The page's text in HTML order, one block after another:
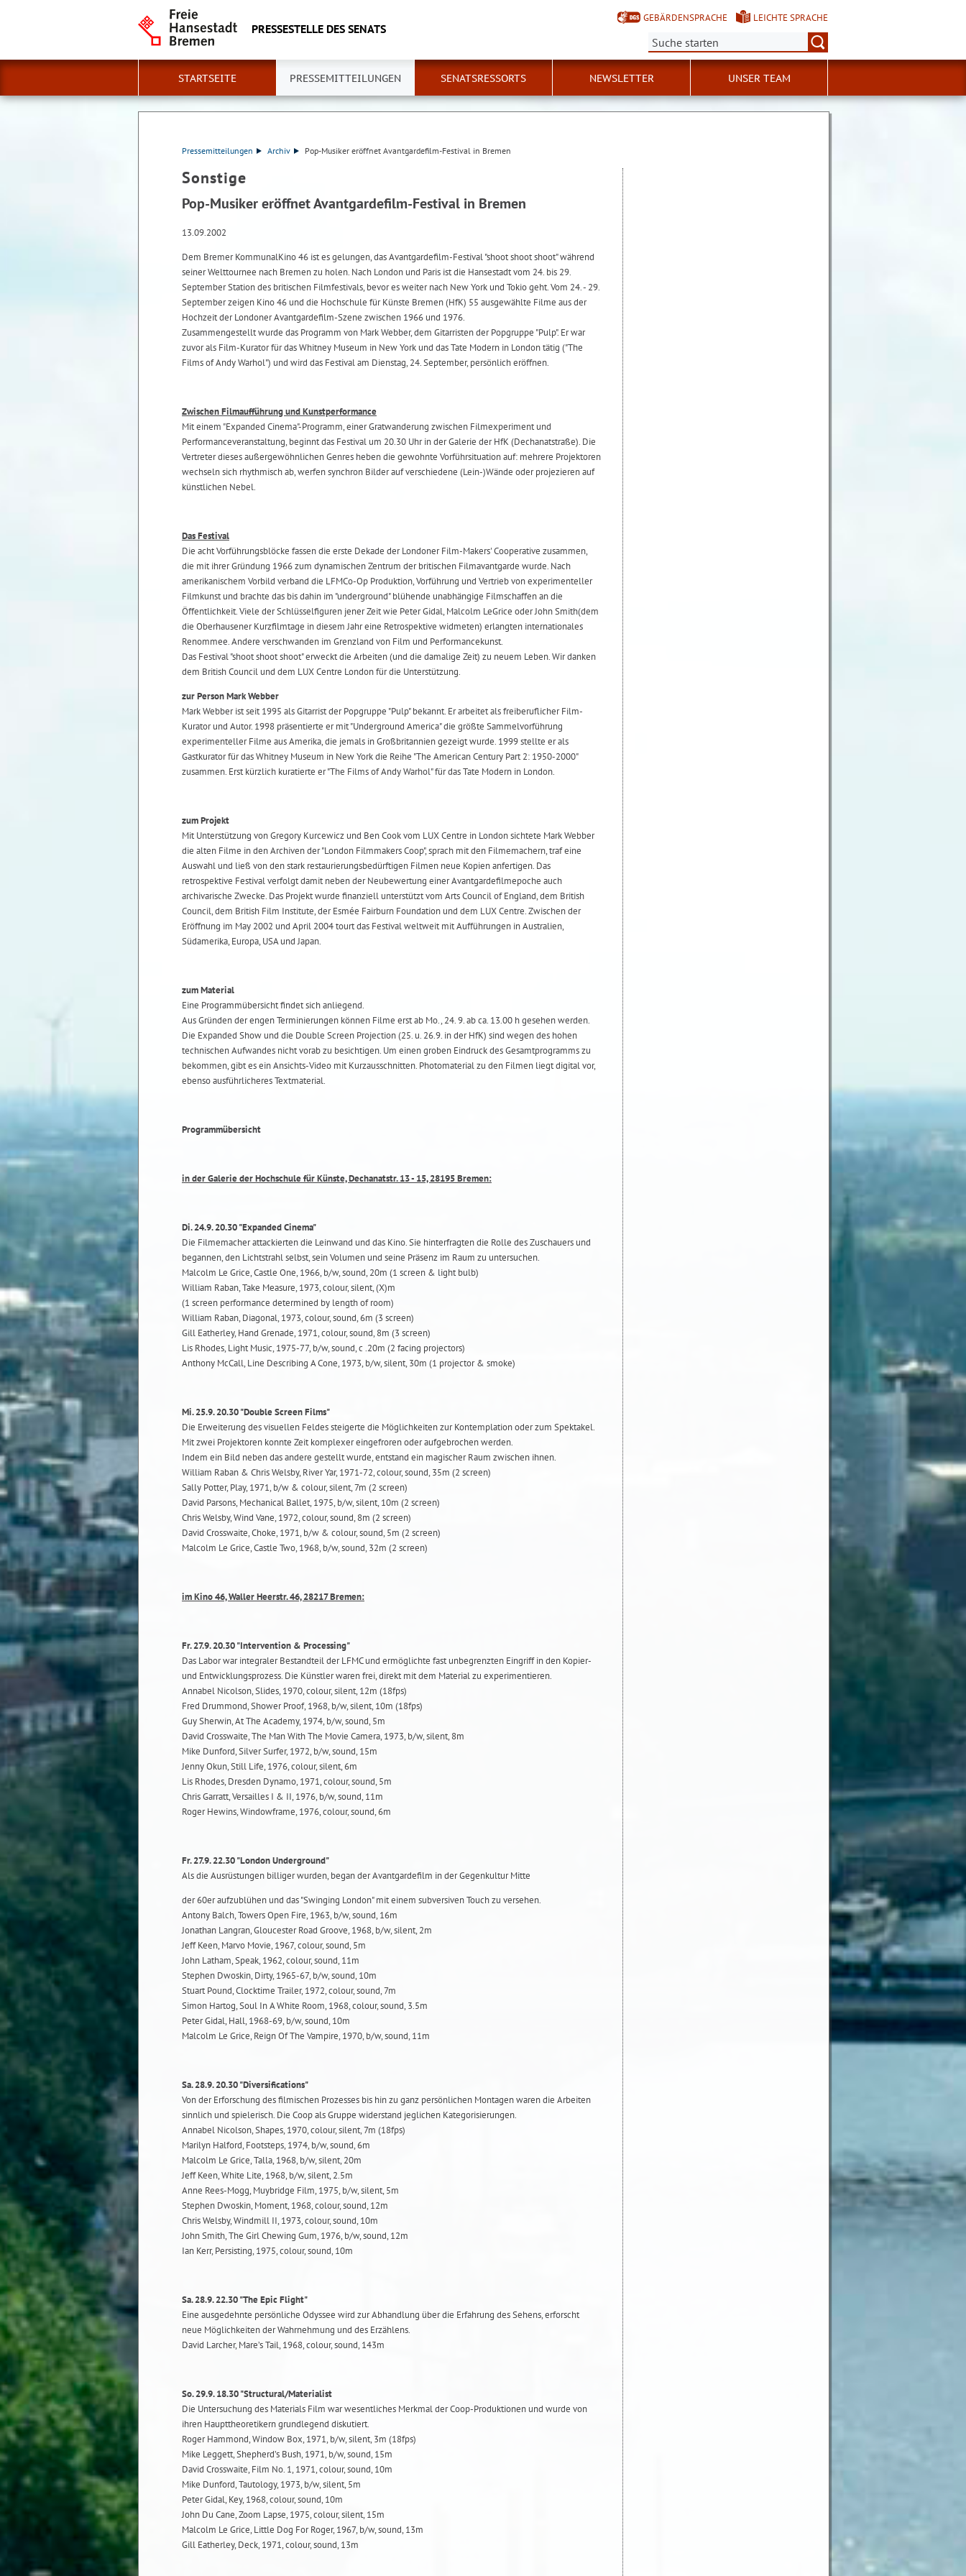
PRESSESTELLE DES SENATS
GEBÄRDENSPRACHE
LEICHTE SPRACHE
Suche:
STARTSEITE PRESSEMITTEILUNGEN SENATSRESSORTS NEWSLETTER UNSER TEAM
Pressemitteilungen Archiv Pop-Musiker eröffnet Avantgardefilm-Festival in Bremen
Sonstige
Pop-Musiker eröffnet Avantgardefilm-Festival in Bremen
13.09.2002
Dem Bremer KommunalKino 46 ist es gelungen, das Avantgardefilm-Festival "shoot shoot shoot" während
seiner Welttournee nach Bremen zu holen. Nach London und Paris ist die Hansestadt vom 24. bis 29.
September Station des britischen Filmfestivals, bevor es weiter nach New York und Tokio geht. Vom 24. - 29.
September zeigen Kino 46 und die Hochschule für Künste Bremen (HfK) 55 ausgewählte Filme aus der
Hochzeit der Londoner Avantgardefilm-Szene zwischen 1966 und 1976.
Zusammengestellt wurde das Programm von Mark Webber, dem Gitarristen der Popgruppe "Pulp". Er war
zuvor als Film-Kurator für das Whitney Museum in New York und das Tate Modern in London tätig ("The
Films of Andy Warhol") und wird das Festival am Dienstag, 24. September, persönlich eröffnen.
Zwischen Filmaufführung und Kunstperformance
Mit einem "Expanded Cinema"-Programm, einer Gratwanderung zwischen Filmexperiment und
Performanceveranstaltung, beginnt das Festival um 20.30 Uhr in der Galerie der HfK (Dechanatstraße). Die
Vertreter dieses außergewöhnlichen Genres heben die gewohnte Vorführsituation auf: mehrere Projektoren
wechseln sich rhythmisch ab, werfen synchron Bilder auf verschiedene (Lein-)Wände oder projezieren auf
künstlichen Nebel.
Das Festival
Die acht Vorführungsblöcke fassen die erste Dekade der Londoner Film-Makers' Cooperative zusammen,
die mit ihrer Gründung 1966 zum dynamischen Zentrum der britischen Filmavantgarde wurde. Nach
amerikanischem Vorbild verband die LFMCo-Op Produktion, Vorführung und Vertrieb von experimenteller
Filmkunst und brachte das bis dahin im "underground" blühende unabhängige Filmschaffen an die
Öffentlichkeit. Viele der Schlüsselfiguren jener Zeit wie Peter Gidal, Malcolm LeGrice oder John Smith(dem
die Oberhausener Kurzfilmtage in diesem Jahr eine Retrospektive widmeten) erlangten internationales
Renommee. Andere verschwanden im Grenzland von Film und Performancekunst.
Das Festival "shoot shoot shoot" erweckt die Arbeiten (und die damalige Zeit) zu neuem Leben. Wir danken
dem British Council und dem LUX Centre London für die Unterstützung.
zur Person Mark Webber
Mark Webber ist seit 1995 als Gitarrist der Popgruppe "Pulp" bekannt. Er arbeitet als freiberuflicher Film-
Kurator und Autor. 1998 präsentierte er mit "Underground America" die größte Sammelvorführung
experimenteller Filme aus Amerika, die jemals in Großbritannien gezeigt wurde. 1999 stellte er als
Gastkurator für das Whitney Museum in New York die Reihe "The American Century Part 2: 1950-2000"
zusammen. Erst kürzlich kuratierte er "The Films of Andy Warhol" für das Tate Modern in London.
zum Projekt
Mit Unterstützung von Gregory Kurcewicz und Ben Cook vom LUX Centre in London sichtete Mark Webber
die alten Filme in den Archiven der "London Filmmakers Coop", sprach mit den Filmemachern, traf eine
Auswahl und ließ von den stark restaurierungsbedürftigen Filmen neue Kopien anfertigen. Das
retrospektive Festival verfolgt damit neben der Neubewertung einer Avantgardefilmepoche auch
archivarische Zwecke. Das Projekt wurde finanziell unterstützt vom Arts Council of England, dem British
Council, dem British Film Institute, der Esmée Fairburn Foundation und dem LUX Centre. Zwischen der
Eröffnung im May 2002 und April 2004 tourt das Festival weltweit mit Aufführungen in Australien,
Südamerika, Europa, USA und Japan.
zum Material
Eine Programmübersicht findet sich anliegend.
Aus Gründen der engen Terminierungen können Filme erst ab Mo., 24. 9. ab ca. 13.00 h gesehen werden.
Die Expanded Show und die Double Screen Projection (25. u. 26.9. in der HfK) sind wegen des hohen
technischen Aufwandes nicht vorab zu besichtigen. Um einen groben Eindruck des Gesamtprogramms zu
bekommen, gibt es ein Ansichts-Video mit Kurzausschnitten. Photomaterial zu den Filmen liegt digital vor,
ebenso ausführlicheres Textmaterial.
Programmübersicht
in der Galerie der Hochschule für Künste, Dechanatstr. 13 - 15, 28195 Bremen:
Di. 24.9. 20.30 "Expanded Cinema"
Die Filmemacher attackierten die Leinwand und das Kino. Sie hinterfragten die Rolle des Zuschauers und
begannen, den Lichtstrahl selbst, sein Volumen und seine Präsenz im Raum zu untersuchen.
Malcolm Le Grice, Castle One, 1966, b/w, sound, 20m (1 screen & light bulb)
William Raban, Take Measure, 1973, colour, silent, (X)m
(1 screen performance determined by length of room)
William Raban, Diagonal, 1973, colour, sound, 6m (3 screen)
Gill Eatherley, Hand Grenade, 1971, colour, sound, 8m (3 screen)
Lis Rhodes, Light Music, 1975-77, b/w, sound, c .20m (2 facing projectors)
Anthony McCall, Line Describing A Cone, 1973, b/w, silent, 30m (1 projector & smoke)
Mi. 25.9. 20.30 "Double Screen Films"
Die Erweiterung des visuellen Feldes steigerte die Möglichkeiten zur Kontemplation oder zum Spektakel.
Mit zwei Projektoren konnte Zeit komplexer eingefroren oder aufgebrochen werden.
Indem ein Bild neben das andere gestellt wurde, entstand ein magischer Raum zwischen ihnen.
William Raban & Chris Welsby, River Yar, 1971-72, colour, sound, 35m (2 screen)
Sally Potter, Play, 1971, b/w & colour, silent, 7m (2 screen)
David Parsons, Mechanical Ballet, 1975, b/w, silent, 10m (2 screen)
Chris Welsby, Wind Vane, 1972, colour, sound, 8m (2 screen)
David Crosswaite, Choke, 1971, b/w & colour, sound, 5m (2 screen)
Malcolm Le Grice, Castle Two, 1968, b/w, sound, 32m (2 screen)
im Kino 46, Waller Heerstr. 46, 28217 Bremen:
Fr. 27.9. 20.30 "Intervention & Processing"
Das Labor war integraler Bestandteil der LFMC und ermöglichte fast unbegrenzten Eingriff in den Kopier-
und Entwicklungsprozess. Die Künstler waren frei, direkt mit dem Material zu experimentieren.
Annabel Nicolson, Slides, 1970, colour, silent, 12m (18fps)
Fred Drummond, Shower Proof, 1968, b/w, silent, 10m (18fps)
Guy Sherwin, At The Academy, 1974, b/w, sound, 5m
David Crosswaite, The Man With The Movie Camera, 1973, b/w, silent, 8m
Mike Dunford, Silver Surfer, 1972, b/w, sound, 15m
Jenny Okun, Still Life, 1976, colour, silent, 6m
Lis Rhodes, Dresden Dynamo, 1971, colour, sound, 5m
Chris Garratt, Versailles I & II, 1976, b/w, sound, 11m
Roger Hewins, Windowframe, 1976, colour, sound, 6m
Fr. 27.9. 22.30 "London Underground"
Als die Ausrüstungen billiger wurden, began der Avantgardefilm in der Gegenkultur Mitte
der 60er aufzublühen und das "Swinging London" mit einem subversiven Touch zu versehen.
Antony Balch, Towers Open Fire, 1963, b/w, sound, 16m
Jonathan Langran, Gloucester Road Groove, 1968, b/w, silent, 2m
Jeff Keen, Marvo Movie, 1967, colour, sound, 5m
John Latham, Speak, 1962, colour, sound, 11m
Stephen Dwoskin, Dirty, 1965-67, b/w, sound, 10m
Stuart Pound, Clocktime Trailer, 1972, colour, sound, 7m
Simon Hartog, Soul In A White Room, 1968, colour, sound, 3.5m
Peter Gidal, Hall, 1968-69, b/w, sound, 10m
Malcolm Le Grice, Reign Of The Vampire, 1970, b/w, sound, 11m
Sa. 28.9. 20.30 "Diversifications"
Von der Erforschung des filmischen Prozesses bis hin zu ganz persönlichen Montagen waren die Arbeiten
sinnlich und spielerisch. Die Coop als Gruppe widerstand jeglichen Kategorisierungen.
Annabel Nicolson, Shapes, 1970, colour, silent, 7m (18fps)
Marilyn Halford, Footsteps, 1974, b/w, sound, 6m
Malcolm Le Grice, Talla, 1968, b/w, silent, 20m
Jeff Keen, White Lite, 1968, b/w, silent, 2.5m
Anne Rees-Mogg, Muybridge Film, 1975, b/w, silent, 5m
Stephen Dwoskin, Moment, 1968, colour, sound, 12m
Chris Welsby, Windmill II, 1973, colour, sound, 10m
John Smith, The Girl Chewing Gum, 1976, b/w, sound, 12m
Ian Kerr, Persisting, 1975, colour, sound, 10m
Sa. 28.9. 22.30 "The Epic Flight"
Eine ausgedehnte persönliche Odyssee wird zur Abhandlung über die Erfahrung des Sehens, erforscht
neue Möglichkeiten der Wahrnehmung und des Erzählens.
David Larcher, Mare’s Tail, 1968, colour, sound, 143m
So. 29.9. 18.30 "Structural/Materialist
Die Untersuchung des Materials Film war wesentliches Merkmal der Coop-Produktionen und wurde von
ihren Haupttheoretikern grundlegend diskutiert.
Roger Hammond, Window Box, 1971, b/w, silent, 3m (18fps)
Mike Leggett, Shepherd’s Bush, 1971, b/w, sound, 15m
David Crosswaite, Film No. 1, 1971, colour, sound, 10m
Mike Dunford, Tautology, 1973, b/w, silent, 5m
Peter Gidal, Key, 1968, colour, sound, 10m
John Du Cane, Zoom Lapse, 1975, colour, silent, 15m
Malcolm Le Grice, Little Dog For Roger, 1967, b/w, sound, 13m
Gill Eatherley, Deck, 1971, colour, sound, 13m